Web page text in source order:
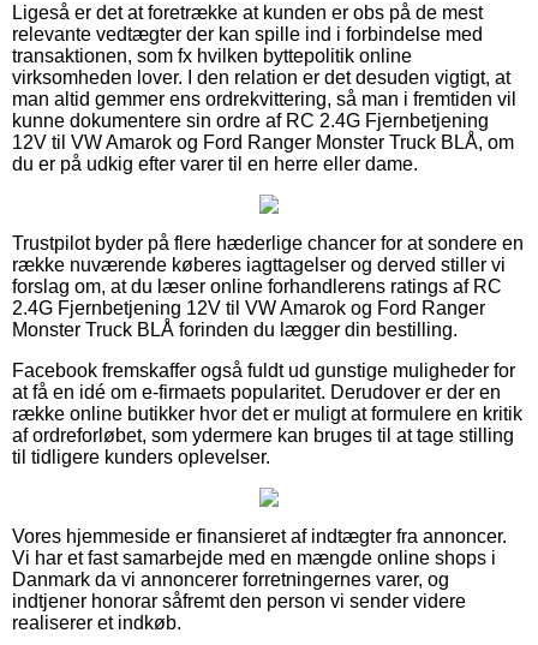
Ligeså er det at foretrække at kunden er obs på de mest
relevante vedtægter der kan spille ind i forbindelse med
transaktionen, som fx hvilken byttepolitik online
virksomheden lover. I den relation er det desuden vigtigt, at
man altid gemmer ens ordrekvittering, så man i fremtiden vil
kunne dokumentere sin ordre af RC 2.4G Fjernbetjening
12V til VW Amarok og Ford Ranger Monster Truck BLÅ, om
du er på udkig efter varer til en herre eller dame.
Trustpilot byder på flere hæderlige chancer for at sondere en
række nuværende køberes iagttagelser og derved stiller vi
forslag om, at du læser online forhandlerens ratings af RC
2.4G Fjernbetjening 12V til VW Amarok og Ford Ranger
Monster Truck BLÅ forinden du lægger din bestilling.
Facebook fremskaffer også fuldt ud gunstige muligheder for
at få en idé om e-firmaets popularitet. Derudover er der en
række online butikker hvor det er muligt at formulere en kritik
af ordreforløbet, som ydermere kan bruges til at tage stilling
til tidligere kunders oplevelser.
Vores hjemmeside er finansieret af indtægter fra annoncer.
Vi har et fast samarbejde med en mængde online shops i
Danmark da vi annoncerer forretningernes varer, og
indtjener honorar såfremt den person vi sender videre
realiserer et indkøb.